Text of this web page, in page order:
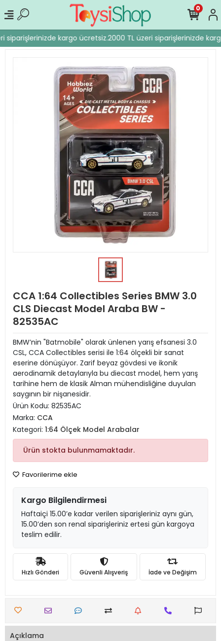
siparişlerinizde kargo ücretsiz.2000 TL üzeri siparişlerinizde
0
CCA 1:64 Collectibles Series BMW 3.0
CLS Diecast Model Araba BW -
82535AC
BMW’nin "Batmobile" olarak ünlenen yarış efsanesi 3.0
CSL, CCA Collectibles serisi ile 1:64 ölçekli bir sanat
eserine dönüşüyor. Zarif beyaz gövdesi ve ikonik
aerodinamik detaylarıyla bu diecast model, hem yarış
tarihine hem de klasik Alman mühendisliğine duyulan
saygının bir nişanesidir.
Ürün Kodu: 82535AC
Marka: CCA
Kategori: 1:64 Ölçek Model Arabalar
Ürün stokta bulunmamaktadır.
Favorilerime ekle
Kargo Bilgilendirmesi
Haftaiçi 15.00’e kadar verilen siparişleriniz aynı gün,
15.00’den son renal siparişleriniz ertesi gün kargoya
teslim edilir.
Hızlı Gönderi Güvenli Alışveriş İade ve Değişim
Açıklama